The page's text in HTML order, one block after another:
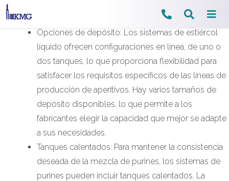
Ir
Opciones de depósito: Los sistemas de estiércol
líquido ofrecen configuraciones en línea, de uno o
dos tanques, lo que proporciona flexibilidad para
satisfacer los requisitos específicos de las líneas de
producción de aperitivos. Hay varios tamaños de
depósito disponibles, lo que permite a los
fabricantes elegir la capacidad que mejor se adapte
a sus necesidades.
Tanques calentados: Para mantener la consistencia
deseada de la mezcla de purines, los sistemas de
purines pueden incluir tanques calentados. La